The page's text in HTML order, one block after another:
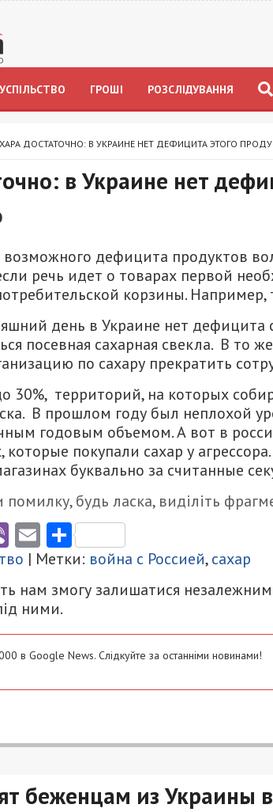
ГРОШІ РОЗСЛІДУВАННЯ
ДОСТАТОЧНО: В УКРАИНЕ НЕТ ДЕФИЦИТА ЭТОГО
в Украине нет
дефицита продуктов
речь идет о товарах первой
корзины. Например,
день в Украине нет
посевная сахарная свекла. В то
по сахару прекратить
30%, территорий, на которых
В прошлом году был неплохой
годовым объемом. А вот в
которые покупали сахар у
буквально за считанные
будь ласка, виділіть
ViberEmailПоділитися
| Метки: война с Россией,сахар
нам змогу залишатися
ними.
в Google News. Слідкуйте за останніми новинами!
беженцам из Украины